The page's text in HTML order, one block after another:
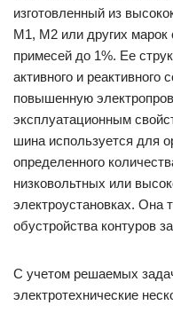
изготовленный из
М1, М2 или других
примесей до 1%. Ее
активного и реактивного
повышенную
эксплуатационным
шина используется для
определенного
низковольтных или
электроустановках. Она
обустройства контуров
С учетом решаемых
электротехнические